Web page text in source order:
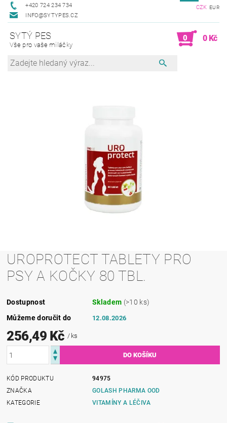
+420 724 234 734
INFO@SYTYPES.CZ
CZK EUR
SYTÝ PES
Vše pro vaše miláčky
0 0 Kč
UROPROTECT TABLETY PRO
PSY A KOČKY 80 TBL.
Dostupnost Skladem (>10 ks)
Můžeme doručit do
12.08.2026
256,49 Kč/ ks
KÓD PRODUKTU
94975
ZNAČKA
GOLASH PHARMA OOD
KATEGORIE
VITAMÍNY A LÉČIVA